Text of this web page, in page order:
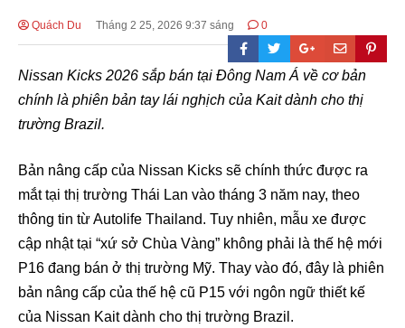
Quách Du Tháng 2 25, 2026 9:37 sáng 0
Nissan Kicks 2026 sắp bán tại Đông Nam Á về cơ bản
chính là phiên bản tay lái nghịch của Kait dành cho thị
trường Brazil.
Bản nâng cấp của Nissan Kicks sẽ chính thức được ra
mắt tại thị trường Thái Lan vào tháng 3 năm nay, theo
thông tin từ Autolife Thailand. Tuy nhiên, mẫu xe được
cập nhật tại “xứ sở Chùa Vàng” không phải là thế hệ mới
P16 đang bán ở thị trường Mỹ. Thay vào đó, đây là phiên
bản nâng cấp của thế hệ cũ P15 với ngôn ngữ thiết kế
của Nissan Kait dành cho thị trường Brazil.